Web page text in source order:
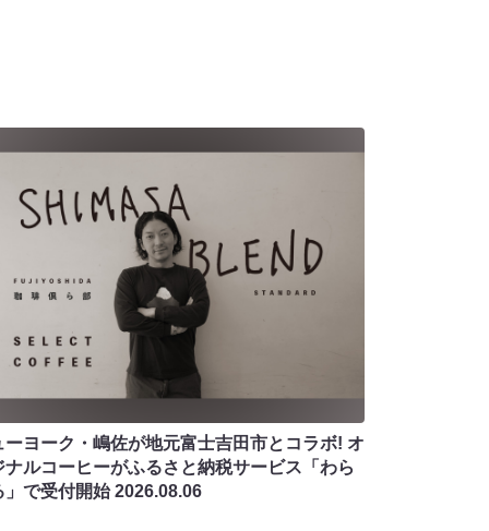
ーヨーク・嶋佐が地元富士吉田市とコラボ! オ
ナルコーヒーがふるさと納税サービス「わら
」で受付開始2026.08.06